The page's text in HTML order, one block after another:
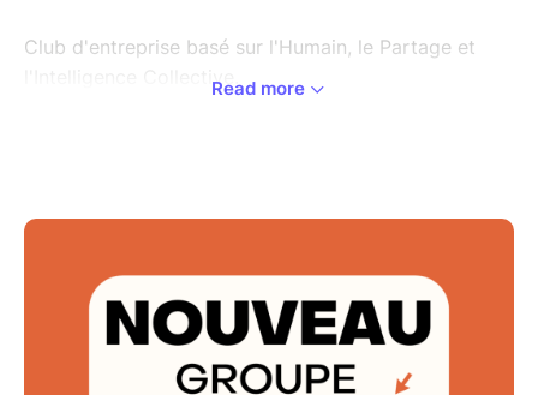
Club d'entreprise basé sur l'Humain, le Partage et
l'Intelligence Collective.
à 13h30 au Restaurant le Saint Georges, Place
Venez rencontrer nos membres et nos invités pour
partager des bons moments d'échanges et de
Read more